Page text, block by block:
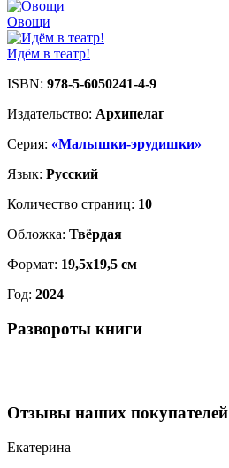
Овощи
Идём в театр!
ISBN: 978-5-6050241-4-9
Издательство: Архипелаг
Серия: «Малышки-эрудишки»
Язык: Русский
Количество страниц: 10
Обложка: Твёрдая
Формат: 19,5х19,5 см
Год: 2024
Развороты книги
Отзывы наших покупателей
Екатерина